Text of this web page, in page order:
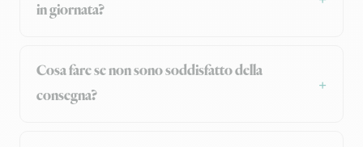
in giornata?
Cosa fare se non sono soddisfatto della
consegna?